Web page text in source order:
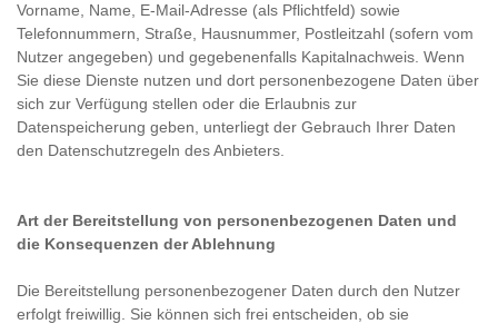
Vorname, Name, E-Mail-Adresse (als Pflichtfeld) sowie
Telefonnummern, Straße, Hausnummer, Postleitzahl (sofern vom
Nutzer angegeben) und gegebenenfalls Kapitalnachweis. Wenn
Sie diese Dienste nutzen und dort personenbezogene Daten über
sich zur Verfügung stellen oder die Erlaubnis zur
Datenspeicherung geben, unterliegt der Gebrauch Ihrer Daten
den Datenschutzregeln des Anbieters.
Art der Bereitstellung von personenbezogenen Daten und
die Konsequenzen der Ablehnung
Die Bereitstellung personenbezogener Daten durch den Nutzer
erfolgt freiwillig. Sie können sich frei entscheiden, ob sie